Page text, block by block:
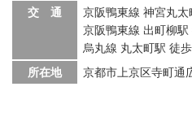
交 通
京阪鴨東線 神宮丸
京阪鴨東線 出町柳
烏丸線 丸太町駅 徒
所在地
京都市上京区寺町通